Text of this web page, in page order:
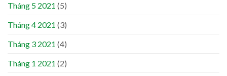
Tháng 5 2021 (5)
Tháng 4 2021 (3)
Tháng 3 2021 (4)
Tháng 1 2021 (2)